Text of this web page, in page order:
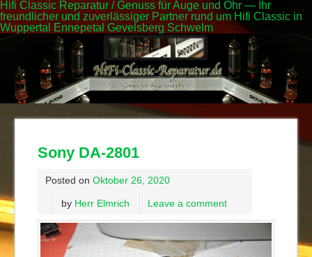
Hifi Classic Reparatur / Genuss für Auge und Ohr — Ihr
freundlicher und zuverlässiger Partner rund um Hifi Classic in
Wuppertal Ennepetal Gevelsberg Schwelm
Sony DA-2801
Posted on Oktober 26, 2020
by Herr Elmrich Leave a comment